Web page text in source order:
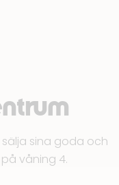
sina goda och
på våning 4.